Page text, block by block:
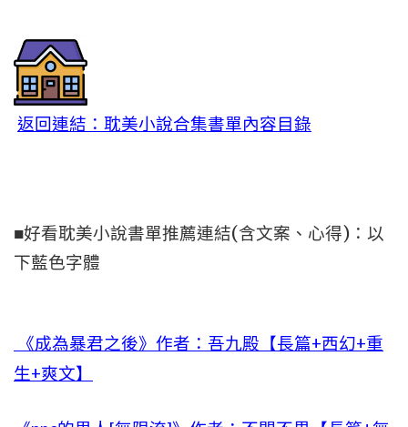
返回連結：耽美小說合集書單內容目錄
■好看耽美小說書單推薦連結(含文案、心得)：以
下藍色字體
《成為暴君之後》作者：吾九殿【長篇+西幻+重
生+爽文】